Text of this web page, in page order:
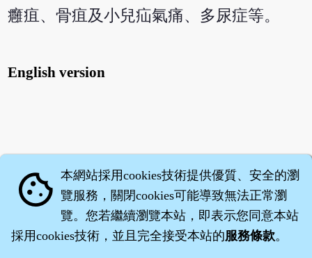
癰疽、骨疽及小兒疝氣痛、多尿症等。
English version
cookie 本網站採用cookies技術提供優質、安全的瀏
覽服務，關閉cookies可能導致無法正常瀏
覽。您若繼續瀏覽本站，即表示您同意本站
採用cookies技術，並且完全接受本站的服務條款。